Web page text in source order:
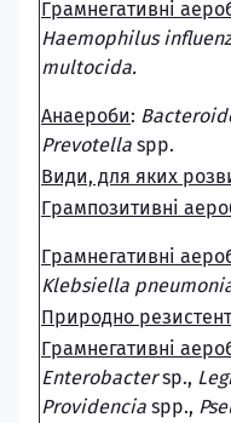
Грамнегативні
Haemophilus
multocida.
Анаероби:
Prevotella spp.
Види, для яких
Грампозитивні
Грамнегативні
Klebsiella
Природно
Грамнегативні
Enterobactersp.,
Providencia spp.,